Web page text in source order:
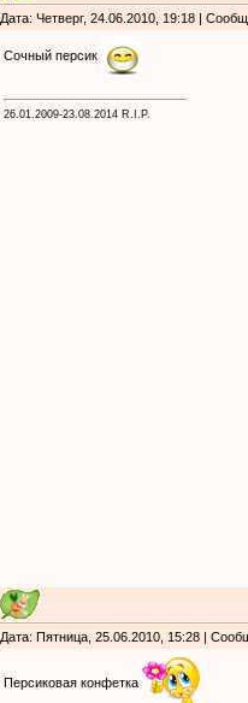
Дата: Четверг, 24.06.2010, 19:18 |
Сочный персик
26.01.2009-23.08.2014 R.I.P.
Дата: Пятница, 25.06.2010, 15:28 |
Персиковая конфетка